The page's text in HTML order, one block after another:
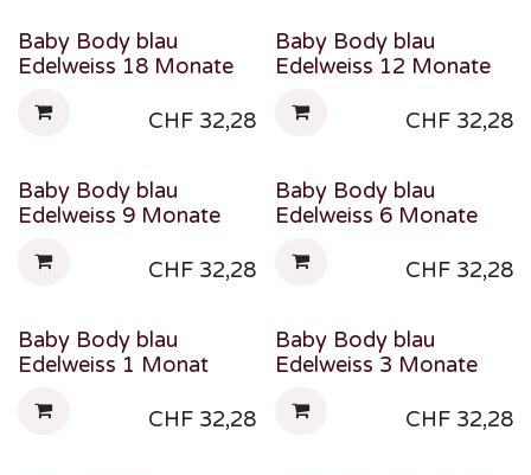
Baby Body blau
Edelweiss 18 Monate
CHF 32,28
Baby Body blau
Edelweiss 12 Monate
CHF 32,28
Baby Body blau
Edelweiss 9 Monate
CHF 32,28
Baby Body blau
Edelweiss 6 Monate
CHF 32,28
Baby Body blau
Edelweiss 1 Monat
CHF 32,28
Baby Body blau
Edelweiss 3 Monate
CHF 32,28